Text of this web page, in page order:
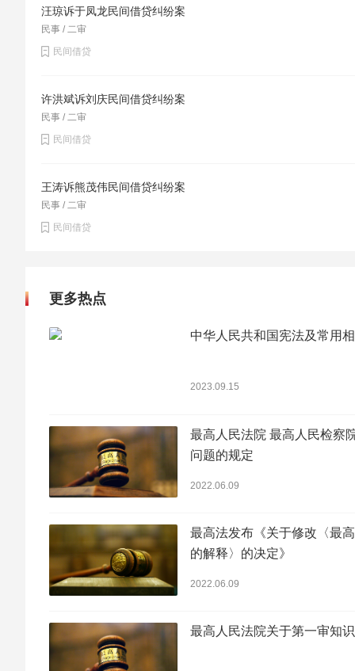
汪琼诉于凤龙民间借贷纠纷案
民事 / 二审
民间借贷
许洪斌诉刘庆民间借贷纠纷案
民事 / 二审
民间借贷
王涛诉熊茂伟民间借贷纠纷案
民事 / 二审
民间借贷
更多热点
中华人民共和国宪法及常用
2023.09.15
最高人民法院 最高人民检察
问题的规定
2022.06.09
最高法发布《关于修改〈最
的解释〉的决定》
2022.06.09
最高人民法院关于第一审知